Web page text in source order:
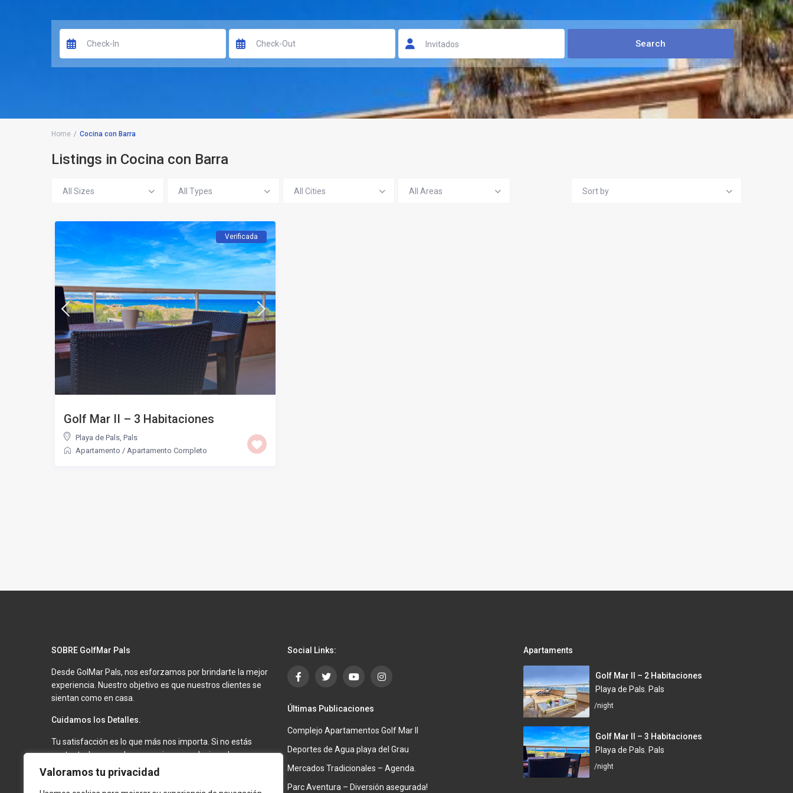
Valoramos tu privacidad
Invitados
Home Cocina con Barra
Listings in Cocina con Barra
All Sizes All Types All Cities All Areas Sort by
Verificada
Golf Mar II – 3 Habitaciones
Playa de Pals, Pals
Apartamento / Apartamento Completo
SOBRE GolfMar Pals
Desde GolMar Pals, nos esforzamos por brindarte la mejor
experiencia. Nuestro objetivo es que nuestros clientes se
sientan como en casa.
Cuidamos los Detalles.
Tu satisfacción es lo que más nos importa. Si no estás
contento, haremos lo necesario para solucionarlo.
Mantenemos nuestros apartamentos en óptimas
condiciones para que tu estancia sea inolvidable.
Social Links:
Últimas Publicaciones
Complejo Apartamentos Golf Mar II
Deportes de Agua playa del Grau
Mercados Tradicionales – Agenda.
Parc Aventura – Diversión asegurada!
Apartaments
Golf Mar II – 2 Habitaciones
Playa de Pals, Pals
/night
Golf Mar II – 3 Habitaciones
Playa de Pals, Pals
/night